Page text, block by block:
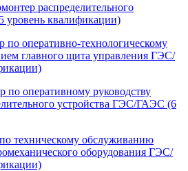
распределительного
квалификации)
по оперативно-технологическому
главного щита управления ГЭС/
по оперативному руководству
устройства ГЭС/ГАЭС (6
техническому обслуживанию
оборудования ГЭС/